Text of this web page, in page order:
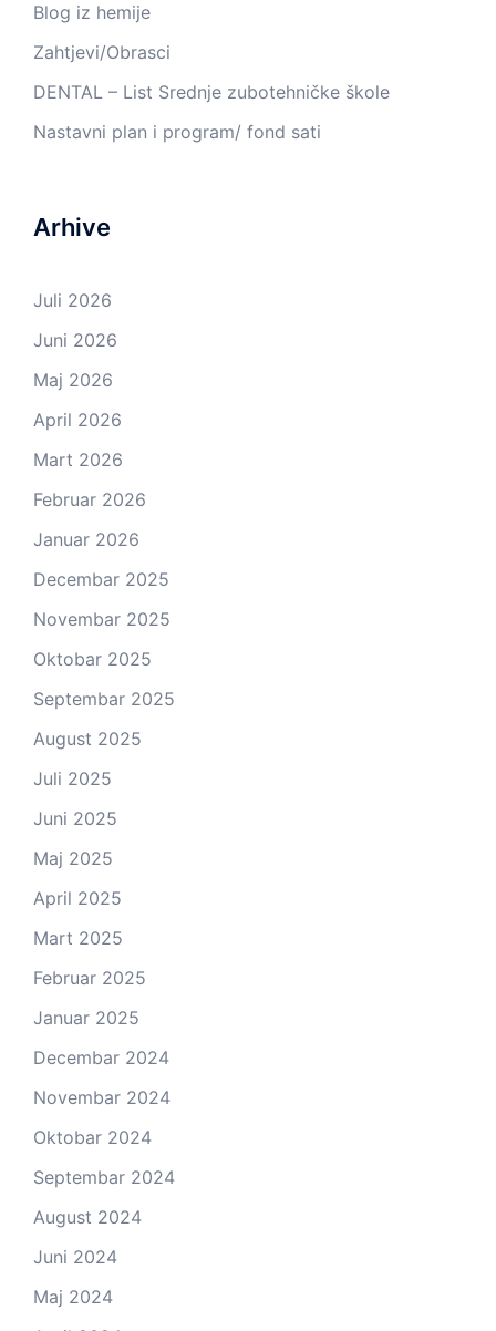
Blog iz hemije
Zahtjevi/Obrasci
DENTAL – List Srednje zubotehničke škole
Nastavni plan i program/ fond sati
Arhive
Juli 2026
Juni 2026
Maj 2026
April 2026
Mart 2026
Februar 2026
Januar 2026
Decembar 2025
Novembar 2025
Oktobar 2025
Septembar 2025
August 2025
Juli 2025
Juni 2025
Maj 2025
April 2025
Mart 2025
Februar 2025
Januar 2025
Decembar 2024
Novembar 2024
Oktobar 2024
Septembar 2024
August 2024
Juni 2024
Maj 2024